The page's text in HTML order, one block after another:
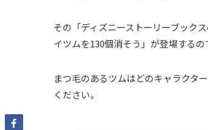
その「ディズニーストーリーブック
イツムを130個消そう」が登場する
まつ毛のあるツムはどのキャラクタ
ください。